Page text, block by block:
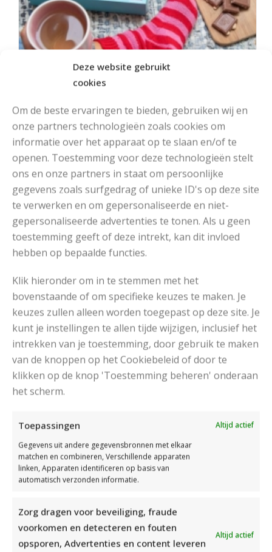
Deze website gebruikt
cookies
Om de beste ervaringen te bieden, gebruiken wij en
onze partners technologieën zoals cookies om
informatie over het apparaat op te slaan en/of te
openen. Toestemming voor deze technologieën stelt
ons en onze partners in staat om persoonlijke
gegevens zoals surfgedrag of unieke ID's op deze site
te verwerken en om gepersonaliseerde en niet-
gepersonaliseerde advertenties te tonen. Als u geen
toestemming geeft of deze intrekt, kan dit invloed
hebben op bepaalde functies.
Klik hieronder om in te stemmen met het
bovenstaande of om specifieke keuzes te maken. Je
keuzes zullen alleen worden toegepast op deze site. Je
kunt je instellingen te allen tijde wijzigen, inclusief het
intrekken van je toestemming, door gebruik te maken
van de knoppen op het Cookiebeleid of door te
klikken op de knop 'Toestemming beheren' onderaan
het scherm.
Toepassingen
Altijd actief
Gegevens uit andere gegevensbronnen met elkaar
matchen en combineren, Verschillende apparaten
linken, Apparaten identificeren op basis van
automatisch verzonden informatie.
Zorg dragen voor beveiliging, fraude
voorkomen en detecteren en fouten
opsporen, Advertenties en content leveren
Altijd actief